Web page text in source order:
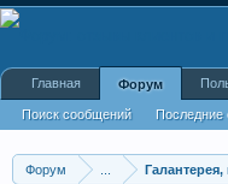
Форум
Главная Форум
Поиск сообщений Последние